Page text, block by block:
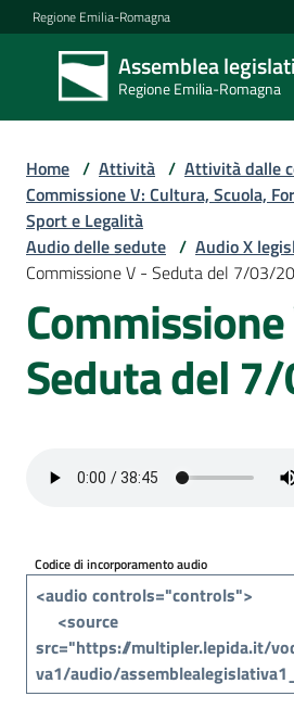
Vai al contenuto
Vai alla navigazione
Vai al footer
Regione Emilia-Romagna
Assemblea
Regione Emilia-Romagna
Assemblea
legislativa
Regione Emilia-
Assemblea
Attività
Per
Per
cittadini
Home / Attività / Attività dalle
Commissione V: Cultura, Scuola,
Sport e Legalità
Audio delle sedute / Audio X
Commissione V - Seduta del 7/03/
Seduta del
Codice di incorporamento audio